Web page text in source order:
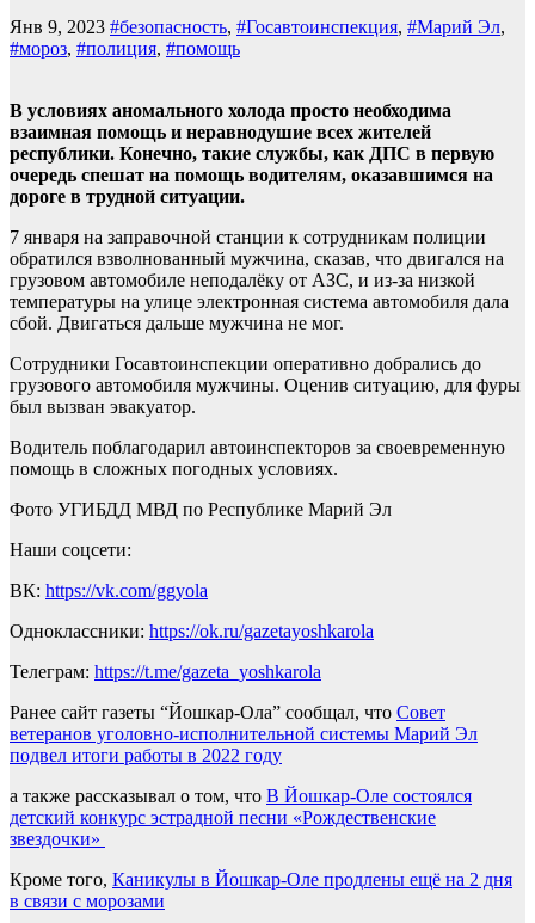
Янв 9, 2023 #безопасность, #Госавтоинспекция, #Марий Эл,
#мороз, #полиция, #помощь
В условиях аномального холода просто необходима
взаимная помощь и неравнодушие всех жителей
республики. Конечно, такие службы, как ДПС в первую
очередь спешат на помощь водителям, оказавшимся на
дороге в трудной ситуации.
7 января на заправочной станции к сотрудникам полиции
обратился взволнованный мужчина, сказав, что двигался на
грузовом автомобиле неподалёку от АЗС, и из-за низкой
температуры на улице электронная система автомобиля дала
сбой. Двигаться дальше мужчина не мог.
Сотрудники Госавтоинспекции оперативно добрались до
грузового автомобиля мужчины. Оценив ситуацию, для фуры
был вызван эвакуатор.
Водитель поблагодарил автоинспекторов за своевременную
помощь в сложных погодных условиях.
Фото УГИБДД МВД по Республике Марий Эл
Наши соцсети:
ВК: https://vk.com/ggyola
Одноклассники: https://ok.ru/gazetayoshkarola
Телеграм: https://t.me/gazeta_yoshkarola
Ранее сайт газеты “Йошкар-Ола” сообщал, что Совет
ветеранов уголовно-исполнительной системы Марий Эл
подвел итоги работы в 2022 году
а также рассказывал о том, что В Йошкар-Оле состоялся
детский конкурс эстрадной песни «Рождественские
звездочки»
Кроме того, Каникулы в Йошкар-Оле продлены ещё на 2 дня
в связи с морозами